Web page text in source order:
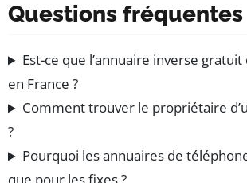
Questions fréquentes
Est-ce que l’annuaire inverse
en France ?
Comment trouver le propriétaire
?
Pourquoi les annuaires de